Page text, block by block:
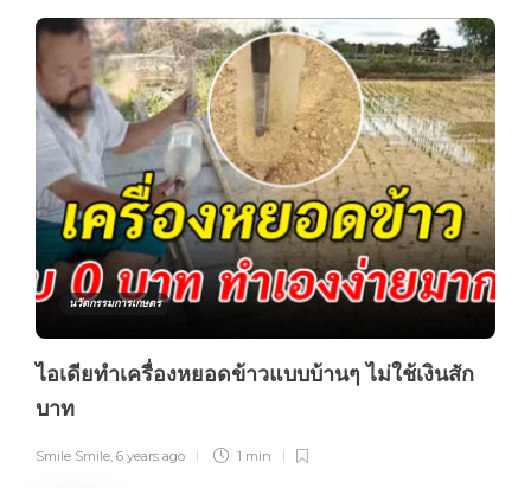
นวัตกรรมการเกษตร
ไอเดียทำเครื่องหยอดข้าวแบบบ้านๆ ไม่ใช้เงินสัก
บาท
Smile Smile, 6 years ago 1 min